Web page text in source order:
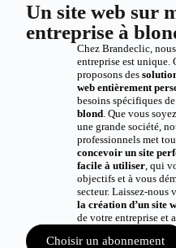
Un site web sur
entreprise à
Chez Brandeclic,
entreprise est unique.
proposons des
web entièrement
besoins spécifiques de
blond. Que vous
une grande société,
professionnels met
concevoir un site
facile à utiliser, qui
objectifs et à vous
secteur. Laissez-nous
la création d’un site
de votre entreprise et
Choisir un abonnement